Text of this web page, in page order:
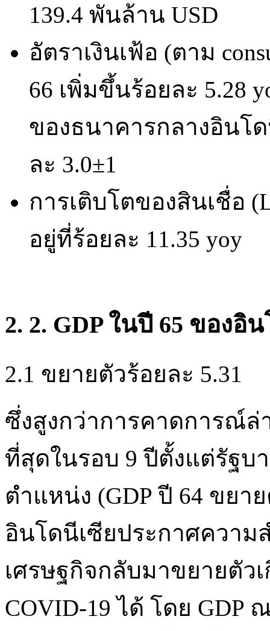
139.4 พันล้าน USD
อัตราเงินเฟ้อ (ตาม
66 เพิ่มขึ้นร้อยละ 5.28
ของธนาคารกลางอินโด
ละ 3.0±1
การเติบโตของสินเชื่อ
อยู่ที่ร้อยละ 11.35 yoy
2. 2. GDP ในปี 65 ของอิ
2.1 ขยายตัวร้อยละ 5.31
ซึ่งสูงกว่าการคาดการณ์ล่
ที่สุดในรอบ 9 ปีตั้งแต่รัฐบ
ตำแหน่ง (GDP ปี 64 ขยา
อินโดนีเซียประกาศความ
เศรษฐกิจกลับมาขยายตัว
COVID-19 ได้ โดย GDP